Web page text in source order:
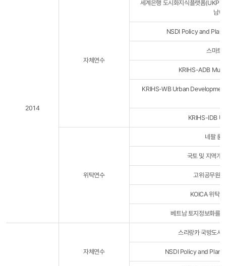
2014
자체연수
세계은행 도시화지식플랫폼(UKP)
남아
NSDI Policy and
스마트
KRIHS-ADB
KRIHS-WB Urban
KRIHS-IDB
위탁연수
네팔 룸
국토 및 지역개
고위공무원
KOICA 위탁
베트남 토지정보화를
자체연수
스리랑카 국방도시
NSDI Policy and